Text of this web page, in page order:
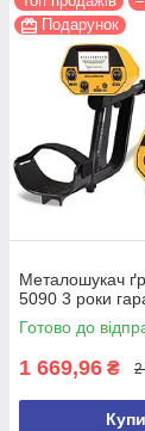
Подарунок
Металошукач
5090 3 роки
Готово до
1 669,96 ₴ 2